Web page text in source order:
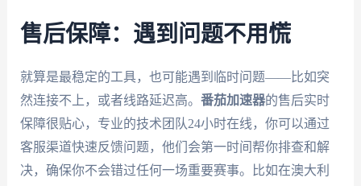
售后保障：遇到问题不用慌
就算是最稳定的工具，也可能遇到临时问题——比如突
然连接不上，或者线路延迟高。 番茄加速器的售后实时
保障很贴心，专业的技术团队24小时在线，你可以通过
客服渠道快速反馈问题，他们会第一时间帮你排查和解
决，确保你不会错过任何一场重要赛事。比如在澳大利